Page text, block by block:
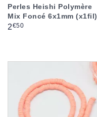
Perles Heishi Polymère
Mix Foncé 6x1mm (x1fil)
Prix
2€50